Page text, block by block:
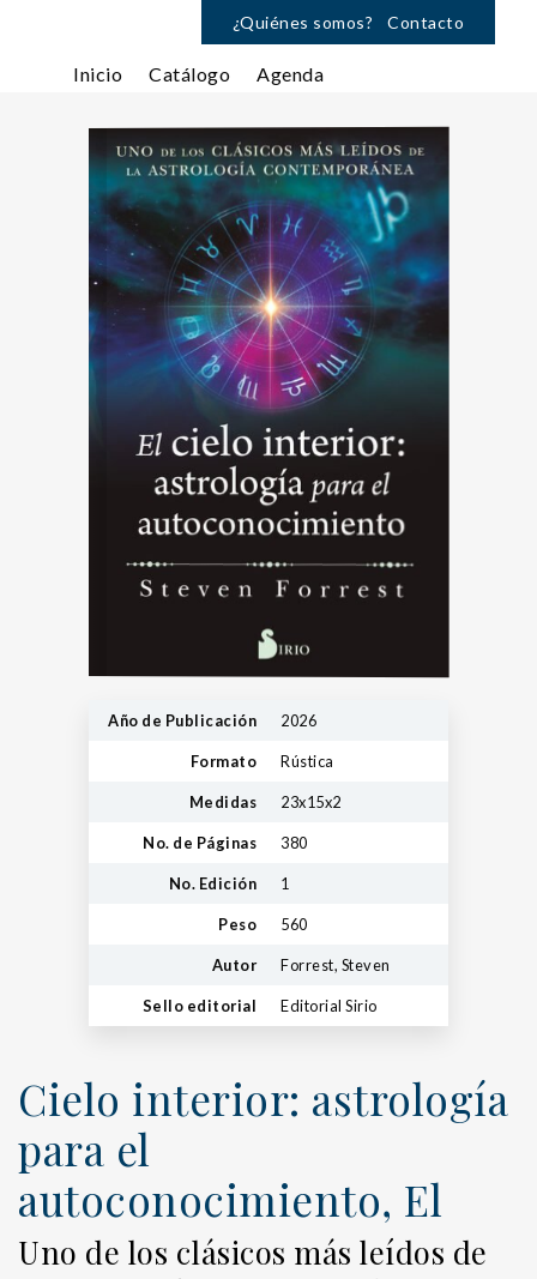
¿Quiénes somos? Contacto
Inicio Catálogo Agenda
Año de Publicación 2026
Formato Rústica
Medidas 23x15x2
No. de Páginas 380
No. Edición 1
Peso 560
Autor Forrest, Steven
Sello editorial Editorial Sirio
Cielo interior: astrología
para el
autoconocimiento, El
Uno de los clásicos más leídos de